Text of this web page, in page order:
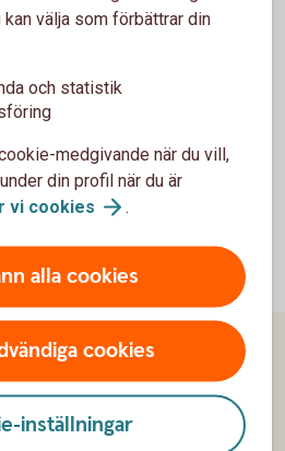
kommer att vara utomhus,
hoppas på att få se så
välja som förbättrar din
och statistik
medgivande när du vill,
din profil när du är
vi cookies .
alla cookies
cookies
inställningar